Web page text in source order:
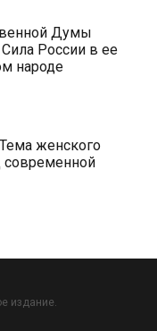
Думы
России в ее
народе
женского
современной
издание.